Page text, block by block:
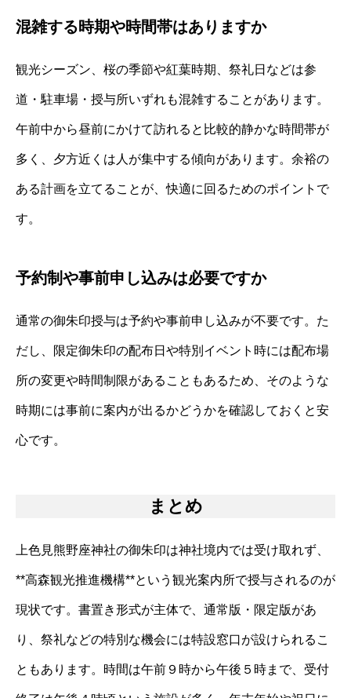
混雑する時期や時間帯はありますか
観光シーズン、桜の季節や紅葉時期、祭礼日などは参
道・駐車場・授与所いずれも混雑することがあります。
午前中から昼前にかけて訪れると比較的静かな時間帯が
多く、夕方近くは人が集中する傾向があります。余裕の
ある計画を立てることが、快適に回るためのポイントで
す。
予約制や事前申し込みは必要ですか
通常の御朱印授与は予約や事前申し込みが不要です。た
だし、限定御朱印の配布日や特別イベント時には配布場
所の変更や時間制限があることもあるため、そのような
時期には事前に案内が出るかどうかを確認しておくと安
心です。
まとめ
上色見熊野座神社の御朱印は神社境内では受け取れず、
**高森観光推進機構**という観光案内所で授与されるのが
現状です。書置き形式が主体で、通常版・限定版があ
り、祭礼などの特別な機会には特設窓口が設けられるこ
ともあります。時間は午前９時から午後５時まで、受付